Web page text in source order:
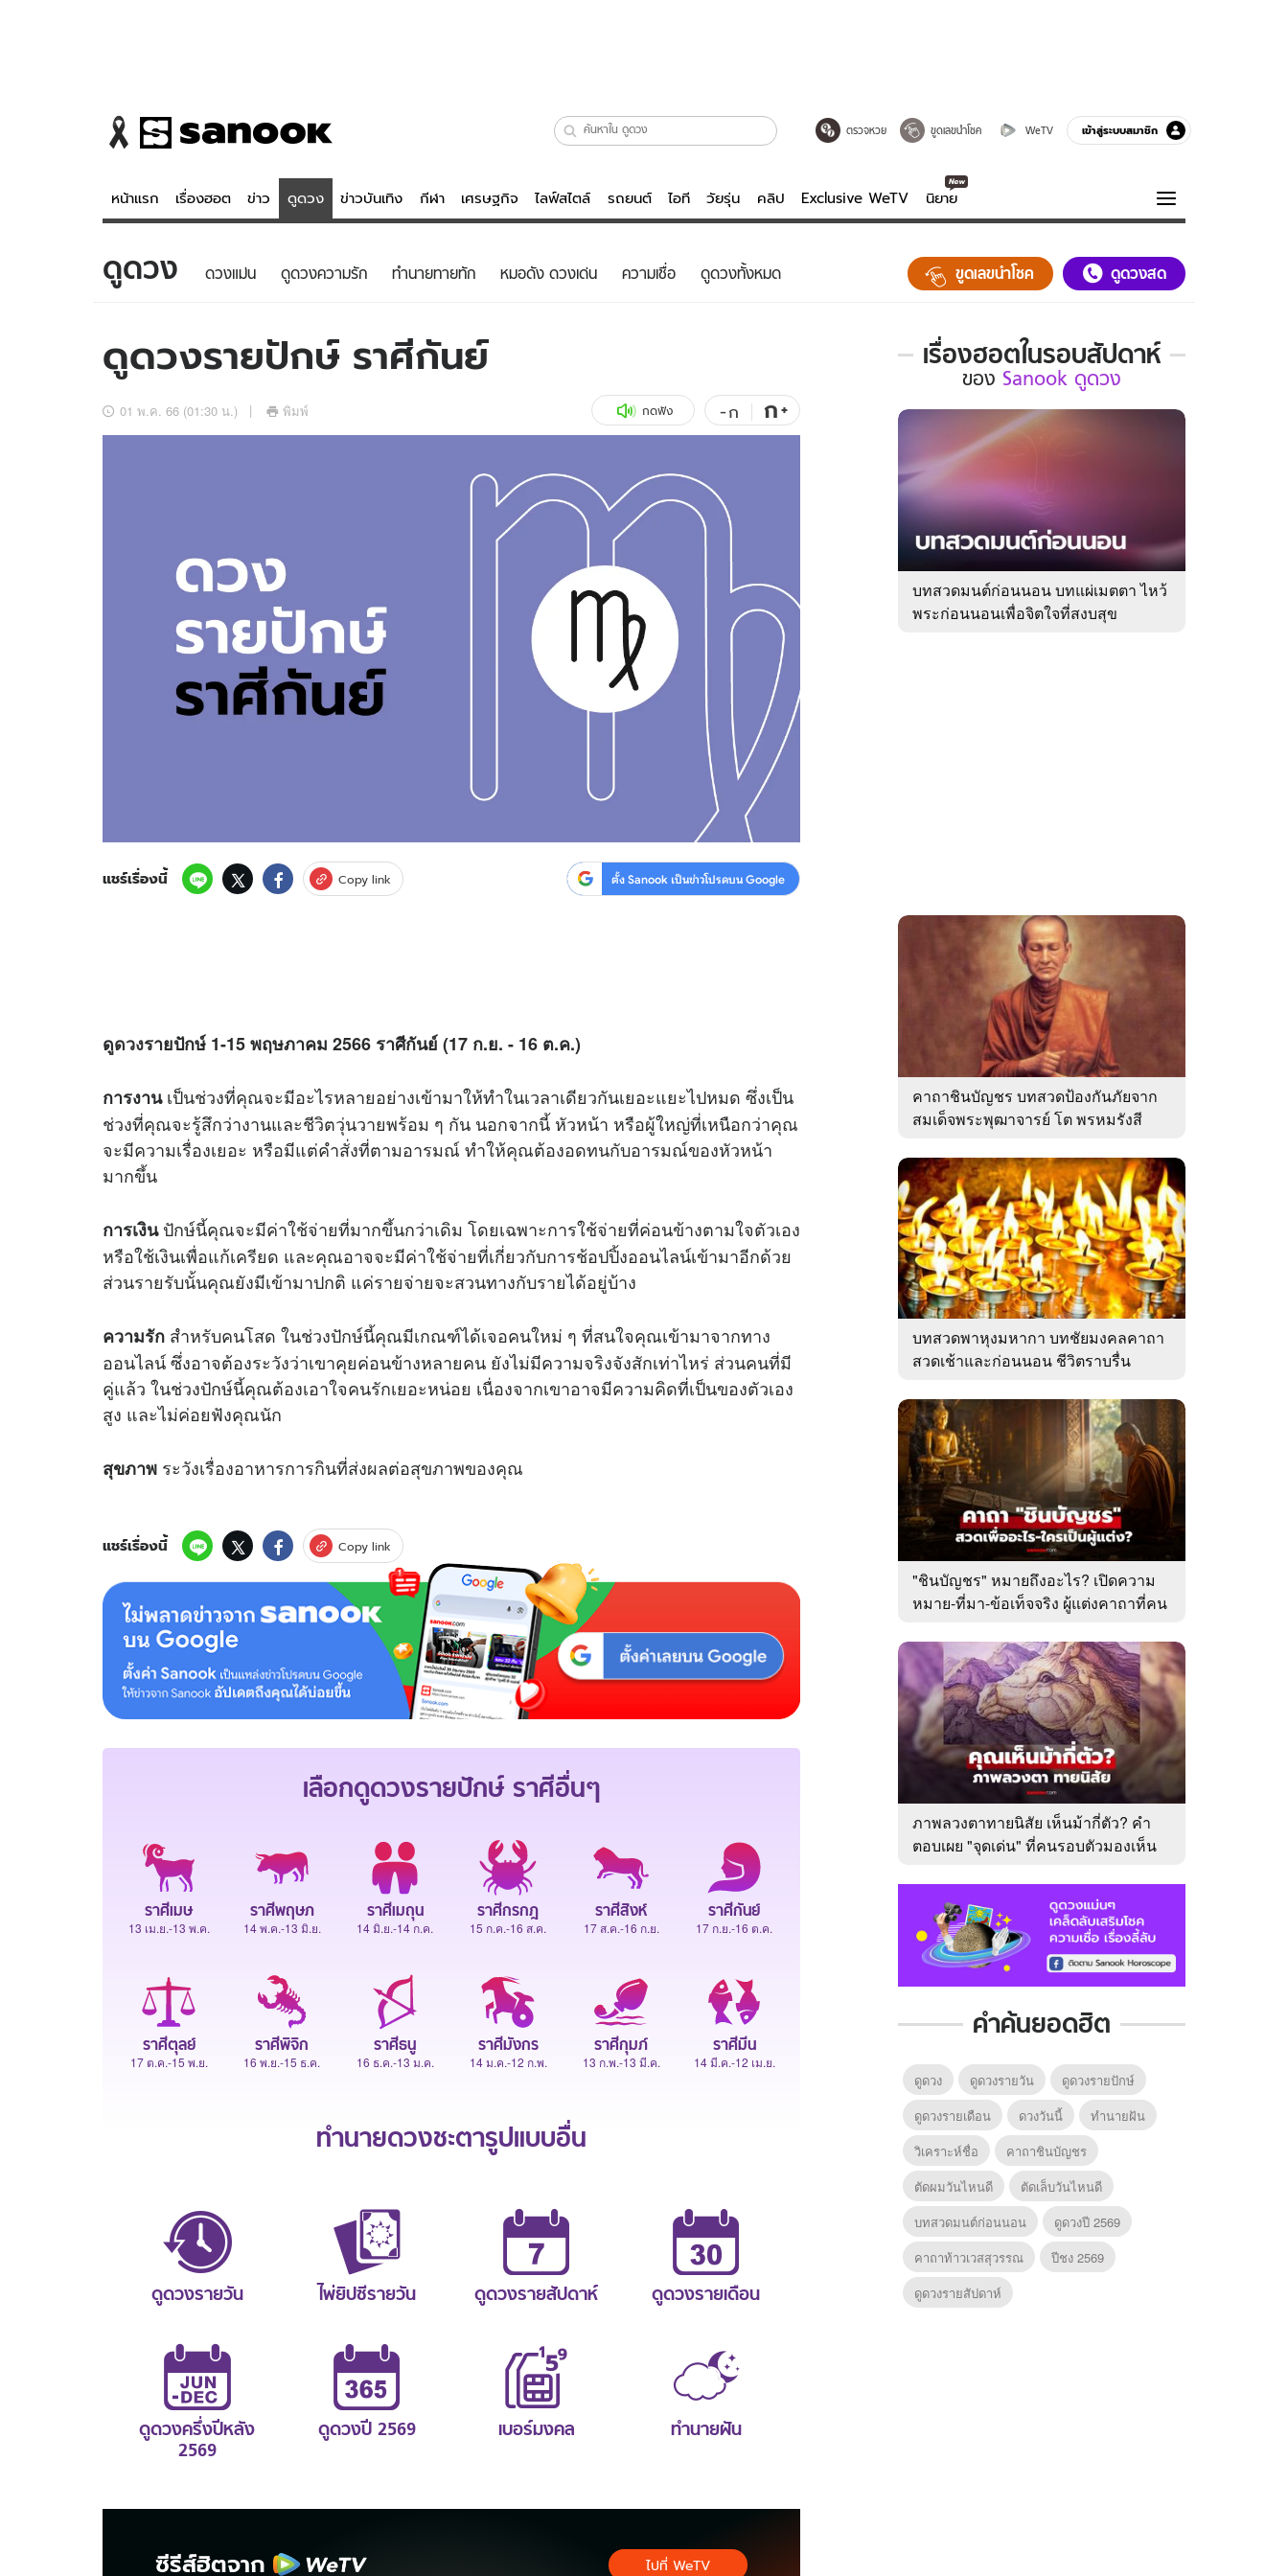
ตรวจหวย ขูดเลขนำโชค WeTV เข้าสู่ระบบสมาชิก
หน้าแรก เรื่องฮอต ข่าว ดูดวง ข่าวบันเทิง กีฬา เศรษฐกิจ ไลฟ์สไตล์ รถยนต์ ไอที วัยรุ่น คลิป Exclusive WeTV นิยาย
ข่าว
ข่าวบันเทิง
ดูดวง - ตรวจหวย
สถิติหวยไทย
ไลฟ์สไตล์
รถยนต์
เที่ยว-กิน
Tasteful Thailand
คลิป
พอดแคสต์
ความรู้รอบตัว
ฮาวทู
ดาวน์โหลดสนุกแอปฟรี ติดตามสนุกโซเชียลได้ที่
สงวนลิขสิทธิ์ ©2569บริษัท อิมเมจ ฟิวเจอร์ (ประเทศไทย) จำกัด
ดูดวง ดวงแม่น ดูดวงความรัก ทํานายทายทัก หมอดัง ดวงเด่น ความเชื่อ ดูดวงทั้งหมด ขูดเลขนำโชค ดูดวงสด
ดูดวงรายปักษ์ ราศีกันย์
01 พ.ค. 66 (01:30 น.) พิมพ์ กดฟัง -ก ก+
แชร์เรื่องนี้ Copy link ตั้ง Sanook เป็นข่าวโปรดบน Google
ดูดวงรายปักษ์ 1-15พฤษภาคม 2566 ราศีกันย์ (17 ก.ย. - 16 ต.ค.)
การงานเป็นช่วงที่คุณจะมีอะไรหลายอย่างเข้ามาให้ทำในเวลาเดียวกันเยอะแยะไปหมด ซึ่งเป็น
ช่วงที่คุณจะรู้สึกว่างานและชีวิตวุ่นวายพร้อม ๆ กัน นอกจากนี้ หัวหน้า หรือผู้ใหญ่ที่เหนือกว่าคุณ
จะมีความเรื่องเยอะ หรือมีแต่คำสั่งที่ตามอารมณ์ ทำให้คุณต้องอดทนกับอารมณ์ของหัวหน้า
มากขึ้น
การเงินปักษ์นี้คุณจะมีค่าใช้จ่ายที่มากขึ้นกว่าเดิม โดยเฉพาะการใช้จ่ายที่ค่อนข้างตามใจตัวเอง
หรือใช้เงินเพื่อแก้เครียด และคุณอาจจะมีค่าใช้จ่ายที่เกี่ยวกับการช้อปปิ้งออนไลน์เข้ามาอีกด้วย
ส่วนรายรับนั้นคุณยังมีเข้ามาปกติ แค่รายจ่ายจะสวนทางกับรายได้อยู่บ้าง
ความรัก สำหรับคนโสด ในช่วงปักษ์นี้คุณมีเกณฑ์ได้เจอคนใหม่ ๆ ที่สนใจคุณเข้ามาจากทาง
ออนไลน์ ซึ่งอาจต้องระวังว่าเขาคุยค่อนข้างหลายคน ยังไม่มีความจริงจังสักเท่าไหร่ ส่วนคนที่มี
คู่แล้ว ในช่วงปักษ์นี้คุณต้องเอาใจคนรักเยอะหน่อย เนื่องจากเขาอาจมีความคิดที่เป็นของตัวเอง
สูง และไม่ค่อยฟังคุณนัก
สุขภาพ ระวังเรื่องอาหารการกินที่ส่งผลต่อสุขภาพของคุณ
แชร์เรื่องนี้ Copy link
เลือกดูดวงรายปักษ์ราศีอื่นๆ
ราศีเมษ
13 เม.ย.-13 พ.ค.
ราศีพฤษภ
14 พ.ค.-13 มิ.ย.
ราศีเมถุน
14 มิ.ย.-14 ก.ค.
ราศีกรกฎ
15 ก.ค.-16 ส.ค.
ราศีสิงห์
17 ส.ค.-16 ก.ย.
ราศีกันย์
17 ก.ย.-16 ต.ค.
ราศีตุลย์
17 ต.ค.-15 พ.ย.
ราศีพิจิก
16 พ.ย.-15 ธ.ค.
ราศีธนู
16 ธ.ค.-13 ม.ค.
ราศีมังกร
14 ม.ค.-12 ก.พ.
ราศีกุมภ์
13 ก.พ.-13 มี.ค.
ราศีมีน
14 มี.ค.-12 เม.ย.
ทำนายดวงชะตารูปแบบอื่น
ดูดวงรายวัน ไพ่ยิปซีรายวัน ดูดวงรายสัปดาห์ ดูดวงรายเดือน
ดูดวงครึ่งปีหลัง
2569
ดูดวงปี 2569 เบอร์มงคล ทำนายฝัน
ซีรีส์ฮิตจาก ไปที่ WeTV
เรื่องฮอตในรอบสัปดาห์
เรื่อง
ใน
รอบ
ของ
Sanook
ดูด
ของ Sanook ดูดวง
บทสวดมนต์ก่อนนอน บทแผ่เมตตา ไหว้
พระก่อนนอนเพื่อจิตใจที่สงบสุข
คาถาชินบัญชร บทสวดป้องกันภัยจาก
สมเด็จพระพุฒาจารย์ โต พรหมรังสี
บทสวดพาหุงมหากา บทชัยมงคลคาถา
สวดเช้าและก่อนนอน ชีวิตราบรื่น
"ชินบัญชร" หมายถึงอะไร? เปิดความ
หมาย-ที่มา-ข้อเท็จจริง ผู้แต่งคาถาที่คน
ภาพลวงตาทายนิสัย เห็นม้ากี่ตัว? คำ
ตอบเผย "จุดเด่น" ที่คนรอบตัวมองเห็น
คำค้นยอดฮิต
ดูดวง ดูดวงรายวัน
ดูดวงรายปักษ์
ดูดวงรายเดือน
ดวงวันนี้
ทํานายฝัน
วิเคราะห์ชื่อ
คาถาชินบัญชร
ตัดผมวันไหนดี
ตัดเล็บวันไหนดี
บทสวดมนต์ก่อนนอน
ดูดวงปี 2569
คาถาท้าวเวสสุวรรณ
ปีชง 2569
ดูดวงรายสัปดาห์